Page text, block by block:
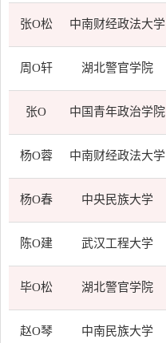
张O松 中南财经政法大学
周O轩 湖北警官学院
张O 中国青年政治学院
杨O蓉 中南财经政法大学
杨O春 中央民族大学
陈O建 武汉工程大学
毕O松 湖北警官学院
赵O琴 中南民族大学